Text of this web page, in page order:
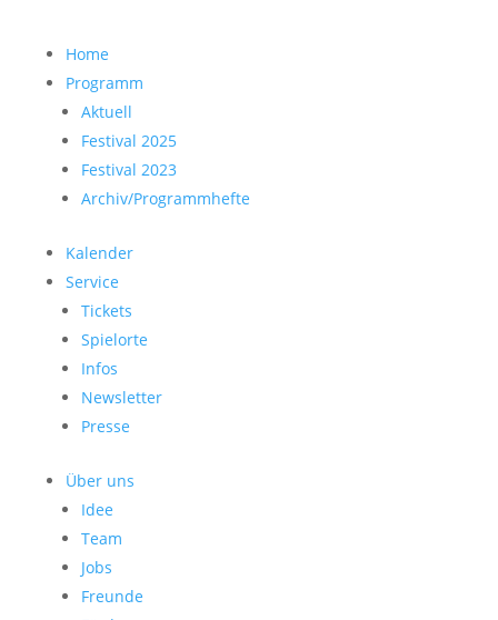
Home
Programm
Aktuell
Festival 2025
Festival 2023
Archiv/Programmhefte
Kalender
Service
Tickets
Spielorte
Infos
Newsletter
Presse
Über uns
Idee
Team
Jobs
Freunde